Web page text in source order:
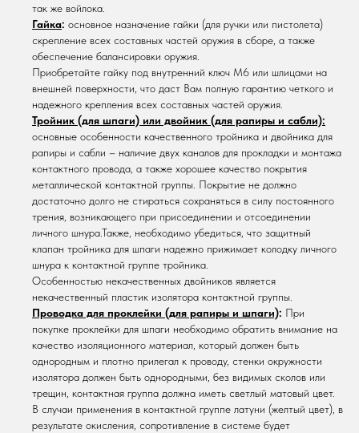
так же войлока.
Гайка: основное назначение гайки (для ручки или пистолета)
скрепление всех составных частей оружия в сборе, а также
обеспечение балансировки оружия.
Приобретайте гайку под внутренний ключ М6 или шлицами на
внешней поверхности, что даст Вам полную гарантию четкого и
надежного крепления всех составных частей оружия.
Тройник (для шпаги) или двойник (для рапиры и сабли):
основные особенности качественного тройника и двойника для
рапиры и сабли – наличие двух каналов для прокладки и монтажа
контактного провода, а также хорошее качество покрытия
металлической контактной группы. Покрытие не должно
достаточно долго не стираться сохраняться в силу постоянного
трения, возникающего при присоединении и отсоединении
личного шнура.Также, необходимо убедиться, что защитный
клапан тройника для шпаги надежно прижимает колодку личного
шнура к контактной группе тройника.
Особенностью некачественных двойников является
некачественный пластик изолятора контактной группы.
Проводка для проклейки (для рапиры и шпаги): При
покупке проклейки для шпаги необходимо обратить внимание на
качество изоляционного материал, который должен быть
однородным и плотно прилегал к проводу, стенки окружности
изолятора должен быть однородными, без видимых сколов или
трещин, контактная группа должна иметь светлый матовый цвет.
В случаи применения в контактной группе латуни (желтый цвет), в
результате окисления, сопротивление в системе будет